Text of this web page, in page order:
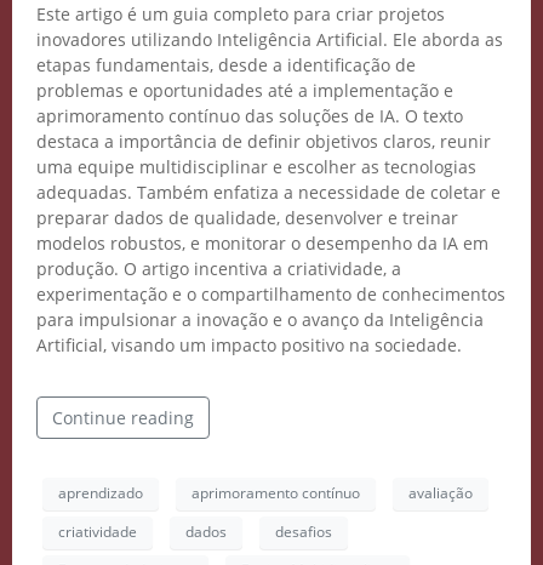
Este artigo é um guia completo para criar projetos
inovadores utilizando Inteligência Artificial. Ele aborda as
etapas fundamentais, desde a identificação de
problemas e oportunidades até a implementação e
aprimoramento contínuo das soluções de IA. O texto
destaca a importância de definir objetivos claros, reunir
uma equipe multidisciplinar e escolher as tecnologias
adequadas. Também enfatiza a necessidade de coletar e
preparar dados de qualidade, desenvolver e treinar
modelos robustos, e monitorar o desempenho da IA em
produção. O artigo incentiva a criatividade, a
experimentação e o compartilhamento de conhecimentos
para impulsionar a inovação e o avanço da Inteligência
Artificial, visando um impacto positivo na sociedade.
Continue reading
aprendizado aprimoramento contínuo
avaliação
criatividade
dados
desafios